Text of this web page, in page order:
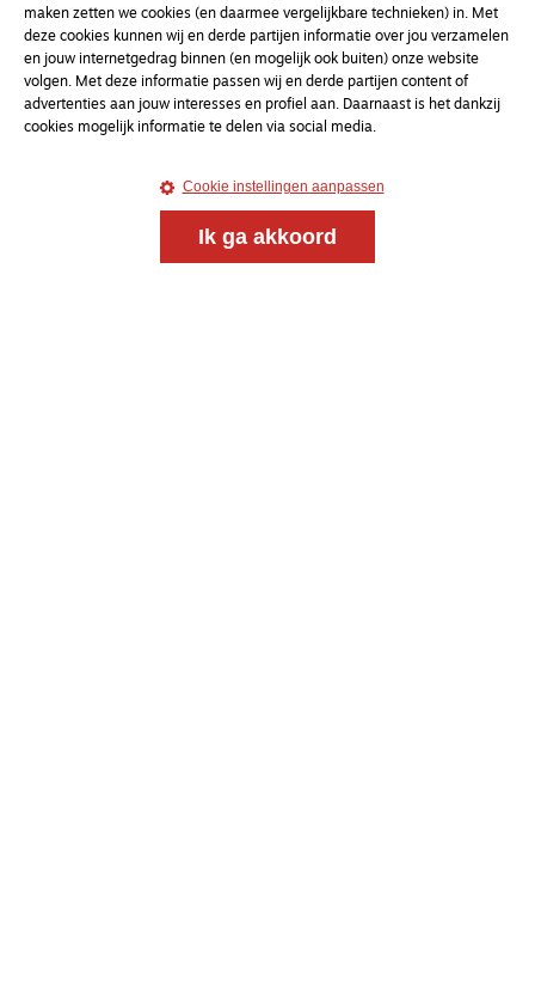
maken zetten we cookies (en daarmee vergelijkbare technieken) in. Met
deze cookies kunnen wij en derde partijen informatie over jou verzamelen
en jouw internetgedrag binnen (en mogelijk ook buiten) onze website
volgen. Met deze informatie passen wij en derde partijen content of
advertenties aan jouw interesses en profiel aan. Daarnaast is het dankzij
cookies mogelijk informatie te delen via social media.
Cookie instellingen aanpassen
Ik ga akkoord